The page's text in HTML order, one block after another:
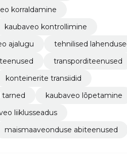
korraldamine
kaubaveo kontrollimine
ajalugu
tehnilised
transporditeenused
konteinerite transiidid
tarned
kaubaveo lõpetamine
liiklusseadus
maismaaveonduse abiteenused